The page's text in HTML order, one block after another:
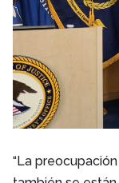
“La